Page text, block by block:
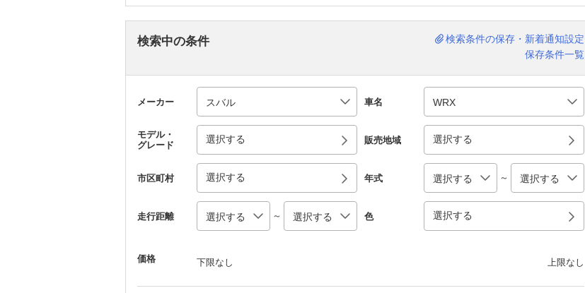
検索中の条件
検索条件の保存・新着通知設定
保存条件一覧
メーカー 車名
モデル・
グレード
選択する 販売地域 選択する
市区町村 選択する 年式 ～
走行距離 ～ 色 選択する
価格 下限なし 上限なし